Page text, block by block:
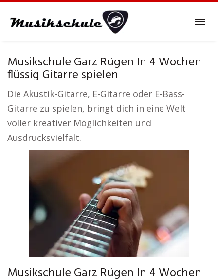
Musikschule Garz Rügen In 4 Wochen
flüssig Gitarre spielen
Die Akustik-Gitarre, E-Gitarre oder E-Bass-
Gitarre zu spielen, bringt dich in eine Welt
voller kreativer Möglichkeiten und
Ausdrucksvielfalt.
Musikschule Garz Rügen In 4 Wochen